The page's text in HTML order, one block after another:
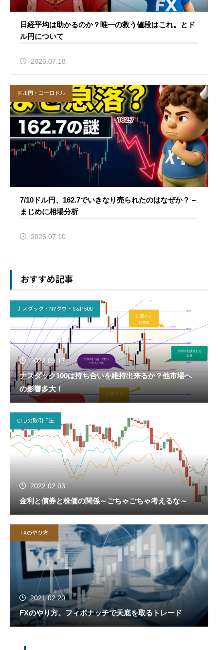
日経平均は助かるのか？唯一の救う値段はこれ。とド
ル円について
2026.07.18
ドル円・ユーロドル
7/10ドル円、162.7でいきなり売られたのはなぜか？ –
まじめに相場分析
2026.07.10
おすすめ記事
ナスダック・NYダウ・S&P500
2022.09.17
ナスダック100は持ち合いを維持出来るか？他市場へ
の影響多大！
CFDの取引手法
2022.02.03
金利と債券と株価の関係～ごちゃごちゃ考えるな～
FXのやり方
2021.02.20
FXのやり方。フィボナッチで天底を取るトレード